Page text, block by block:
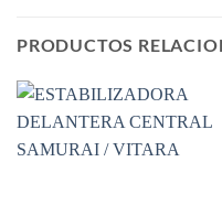
PRODUCTOS